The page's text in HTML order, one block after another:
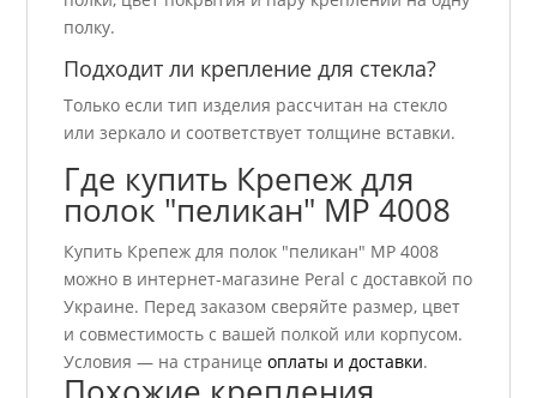
полку.
Подходит ли крепление для стекла?
Только если тип изделия рассчитан на стекло
или зеркало и соответствует толщине вставки.
Где купить Крепеж для
полок "пеликан" МР 4008
Купить Крепеж для полок "пеликан" МР 4008
можно в интернет-магазине Peral с доставкой по
Украине. Перед заказом сверяйте размер, цвет
и совместимость с вашей полкой или корпусом.
Условия — на страницеоплаты и доставки.